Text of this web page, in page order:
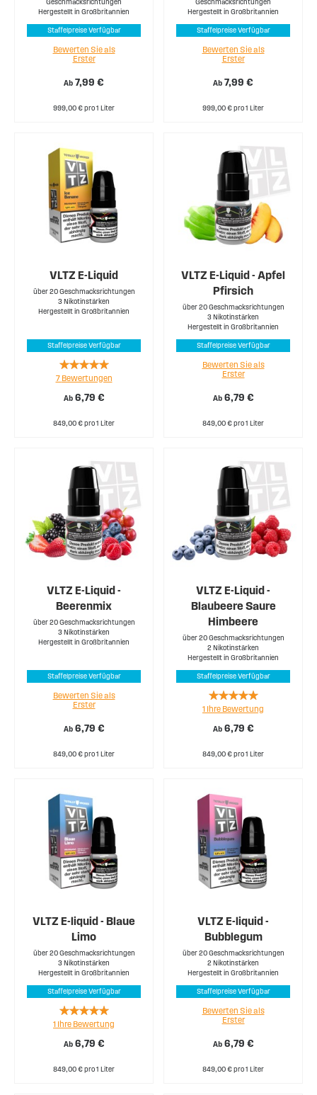
Geschmacksrichtungen
Hergestellt in Großbritannien
Staffelpreise Verfügbar
Ab 7,99 €
Bewerten Sie als
Erster
999,00 € pro 1 Liter
Geschmacksrichtungen
Hergestellt in Großbritannien
Staffelpreise Verfügbar
Ab 7,99 €
Bewerten Sie als
Erster
999,00 € pro 1 Liter
VLTZ E-Liquid
über 20 Geschmacksrichtungen
3 Nikotinstärken
Hergestellt in Großbritannien
Staffelpreise Verfügbar
Ab 6,79 €
Rating:
94%
7 Bewertungen
849,00 € pro 1 Liter
VLTZ E-Liquid - Apfel
Pfirsich
über 20 Geschmacksrichtungen
3 Nikotinstärken
Hergestellt in Großbritannien
Staffelpreise Verfügbar
Ab 6,79 €
Bewerten Sie als
Erster
849,00 € pro 1 Liter
VLTZ E-Liquid -
Beerenmix
über 20 Geschmacksrichtungen
3 Nikotinstärken
Hergestellt in Großbritannien
Staffelpreise Verfügbar
Ab 6,79 €
Bewerten Sie als
Erster
849,00 € pro 1 Liter
VLTZ E-Liquid -
Blaubeere Saure
Himbeere
über 20 Geschmacksrichtungen
2 Nikotinstärken
Hergestellt in Großbritannien
Staffelpreise Verfügbar
Ab 6,79 €
Rating:
100%
1 Ihre Bewertung
849,00 € pro 1 Liter
VLTZ E-liquid - Blaue
Limo
über 20 Geschmacksrichtungen
3 Nikotinstärken
Hergestellt in Großbritannien
Staffelpreise Verfügbar
Ab 6,79 €
Rating:
100%
1 Ihre Bewertung
849,00 € pro 1 Liter
VLTZ E-liquid -
Bubblegum
über 20 Geschmacksrichtungen
2 Nikotinstärken
Hergestellt in Großbritannien
Staffelpreise Verfügbar
Ab 6,79 €
Bewerten Sie als
Erster
849,00 € pro 1 Liter